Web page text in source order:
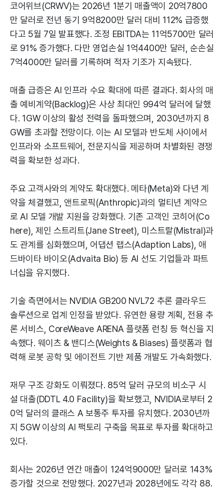
코어위브(CRWV)는 2026년 1분기 매출액이 20억7800
만 달러로 전년 동기 9억8200만 달러 대비 112% 급증했
다고 5월 7일 발표했다. 조정 EBITDA는 11억5700만 달러
로 91% 증가했다. 다만 영업손실 1억4400만 달러, 순손실
7억4000만 달러를 기록하며 적자 기조가 지속됐다.
매출 급증은 AI 인프라 수요 확대에 따른 결과다. 회사의 매
출 예비계약(Backlog)은 사상 최대인 994억 달러에 달했
다. 1GW 이상의 활성 전력을 돌파했으며, 2030년까지 8
GW를 초과할 전망이다. 이는 AI 모델과 반도체 사이에서
인프라와 소프트웨어, 전문지식을 제공하며 차별화된 경쟁
력을 확보한 성과다.
주요 고객사와의 계약도 확대했다. 메타(Meta)와 다년 계
약을 체결했고, 앤트로픽(Anthropic)과의 멀티년 계약으
로 AI 모델 개발 지원을 강화했다. 기존 고객인 코히어(Co
here), 제인 스트리트(Jane Street), 미스트랄(Mistral)과
도 관계를 심화했으며, 어댑션 랩스(Adaption Labs), 애
드바이타 바이오(Advaita Bio) 등 AI 선도 기업들과 파트
너십을 유지했다.
기술 측면에서는 NVIDIA GB200 NVL72 추론 클라우드
솔루션으로 업계 인정을 받았다. 유연한 용량 계획, 전용 추
론 서비스, CoreWeave ARENA 플랫폼 런칭 등 혁신을 지
속했다. 웨이츠 & 밴디스(Weights & Biases) 플랫폼과 협
력해 로봇 공학 및 에이전트 기반 제품 개발도 가속화했다.
재무 구조 강화도 이뤄졌다. 85억 달러 규모의 비소구 시
설 대출(DDTL 4.0 Facility)을 확보했고, NVIDIA로부터 2
0억 달러의 클래스 A 보통주 투자를 유치했다. 2030년까
지 5GW 이상의 AI 팩토리 구축을 목표로 투자를 확대하고
있다.
회사는 2026년 연간 매출이 124억9000만 달러로 143%
증가할 것으로 전망했다. 2027년과 2028년에도 각각 88.